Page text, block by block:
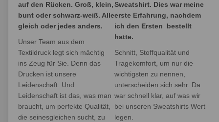
auf den Rücken. Groß, klein,
bunt oder schwarz-weiß. Alle
gleich oder jedes anders.
Unser Team aus dem
Textildruck legt sich mächtig
ins Zeug für Sie. Denn das
Drucken ist unsere
Leidenschaft. Und
Leidenschaft ist das, was man
braucht, um perfekte Qualität,
die seinesgleichen sucht, zu
Sweatshirt. Dies war meine
erste Erfahrung, nachdem
ich den Ersten bestellt
hatte.
Schnitt, Stoffqualität und
Tragekomfort, um nur die
wichtigsten zu nennen,
unterscheiden sich sehr. Da
war schnell klar, auf was wir
bei unseren Sweatshirts Wert
legen.